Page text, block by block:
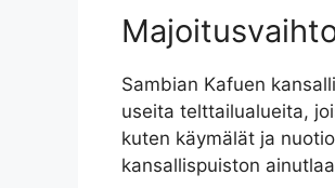
Sambian Kafuen
useita telttailualueita,
kuten käymälät ja
kansallispuiston